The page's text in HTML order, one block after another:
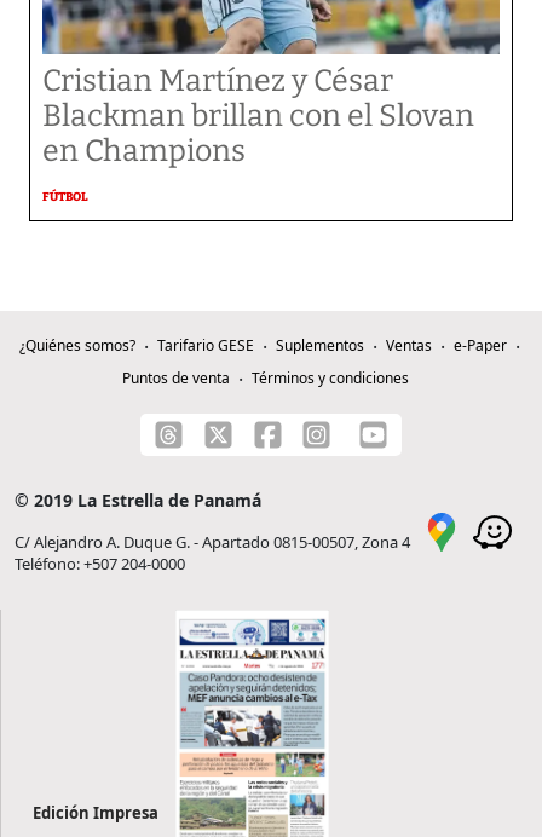
Cristian Martínez y César
Blackman brillan con el Slovan
en Champions
FÚTBOL
¿Quiénes somos? Tarifario GESE Suplementos Ventas
e-Paper
Puntos de venta
Términos y condiciones
© 2019 La Estrella de Panamá
C/ Alejandro A. Duque G. - Apartado 0815-00507, Zona 4
Teléfono: +507 204-0000
Edición Impresa